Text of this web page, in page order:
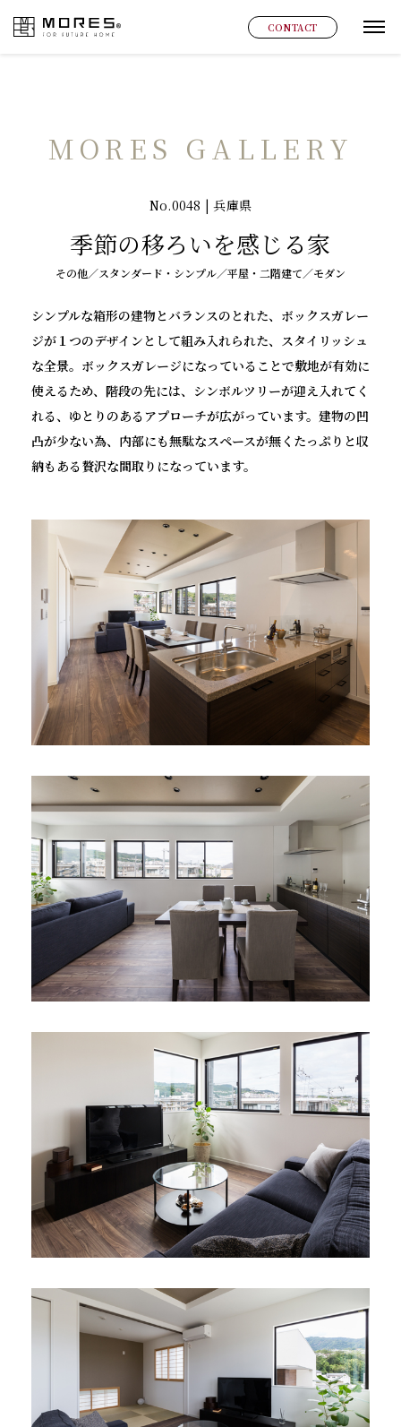
MORES CONTACT グ
MORES GALLERY
No.0048 | 兵庫県
季節の移ろいを感じる家
その他／スタンダード・シンプル／平屋・二階建て／モダン
シンプルな箱形の建物とバランスのとれた、ボックスガレー
ジが１つのデザインとして組み入れられた、スタイリッシュ
な全景。ボックスガレージになっていることで敷地が有効に
使えるため、階段の先には、シンボルツリーが迎え入れてく
れる、ゆとりのあるアプローチが広がっています。建物の凹
凸が少ない為、内部にも無駄なスペースが無くたっぷりと収
納もある贅沢な間取りになっています。